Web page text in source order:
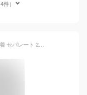
）
タンキニ 水着 レディース 体型カバー水着 セパレート 2点セット 大きいサイズ 2026新色登場 ノースリーブ ブラ一体型トップス ハイウエスト ショーツ 深め お腹 ウエスト ヒップ カバーアップ ブラトップ ショーツ 水陸両用 インナー【一部予約販売】